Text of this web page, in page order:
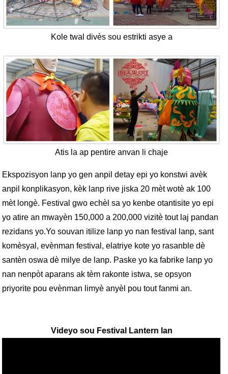
Kole twal divès sou estrikti asye a
Atis la ap pentire anvan li chaje
Ekspozisyon lanp yo gen anpil detay epi yo konstwi avèk
anpil konplikasyon, kèk lanp rive jiska 20 mèt wotè ak 100
mèt longè. Festival gwo echèl sa yo kenbe otantisite yo epi
yo atire an mwayèn 150,000 a 200,000 vizitè tout laj pandan
rezidans yo.Yo souvan itilize lanp yo nan festival lanp, sant
komèsyal, evènman festival, elatriye kote yo rasanble dè
santèn oswa dè milye de lanp. Paske yo ka fabrike lanp yo
nan nenpòt aparans ak tèm rakonte istwa, se opsyon
priyorite pou evènman limyè anyèl pou tout fanmi an.
Videyo sou Festival Lantern lan